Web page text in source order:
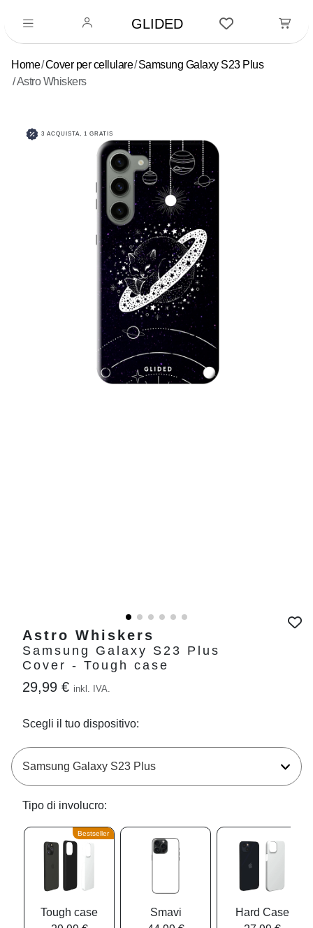
GLIDED
Home Cover per cellulare Samsung Galaxy S23 Plus
Astro Whiskers
3 ACQUISTA, 1 GRATIS
Astro Whiskers
Samsung Galaxy S23 Plus
Cover - Tough case
29,99 € inkl. IVA.
Scegli il tuo dispositivo:
Tipo di involucro:
Bestseller
Tough case
Smavi
Hard Case